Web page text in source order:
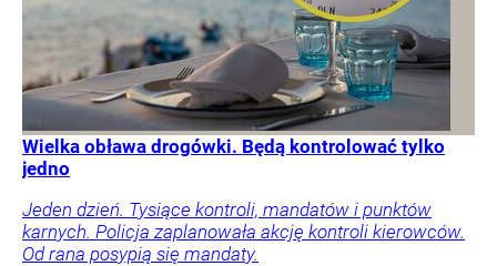
Wielka obława drogówki. Będą kontrolować tylko
jedno
Jeden dzień. Tysiące kontroli, mandatów i punktów
karnych. Policja zaplanowała akcję kontroli kierowców.
Od rana posypią się mandaty.